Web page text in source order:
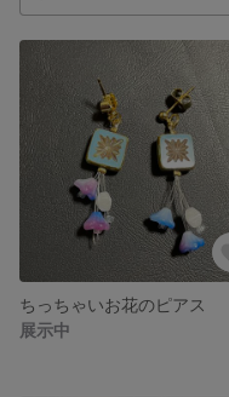
ちっちゃいお花のピアス
展示中